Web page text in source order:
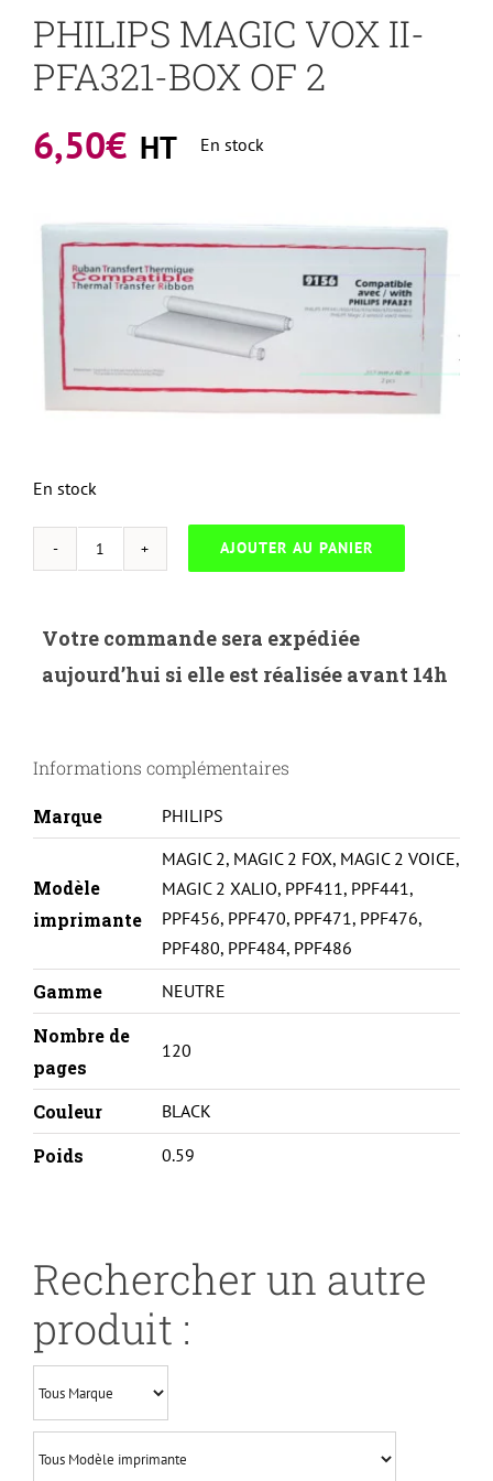
PHILIPS MAGIC VOX II-
PFA321-BOX OF 2
6,50€ HT En stock
En stock
quantité
MAGIC
VOX
BOX
2
AJOUTER AU PANIER
Votre commande sera expédiée
aujourd’hui si elle est réalisée avant 14h
Informations complémentaires
Marque PHILIPS
Modèle
imprimante
MAGIC 2, MAGIC 2 FOX, MAGIC 2 VOICE,
MAGIC 2 XALIO, PPF411, PPF441,
PPF456, PPF470, PPF471, PPF476,
PPF480, PPF484, PPF486
Gamme NEUTRE
Nombre de
pages
120
Couleur BLACK
Poids 0.59
Rechercher un autre
produit :